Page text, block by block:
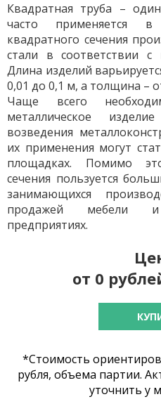
Квадратная труба –
часто применяется в
квадратного сечения
стали в соответствии
Длина изделий
0,01 до 0,1 м, а толщина –
Чаще всего
металлическое
возведения
их применения могут
площадках. Помимо
сечения пользуется
занимающихся
продажей мебели и
предприятиях.
от 0
*Стоимость
рубля, объема партии.
уточнить у